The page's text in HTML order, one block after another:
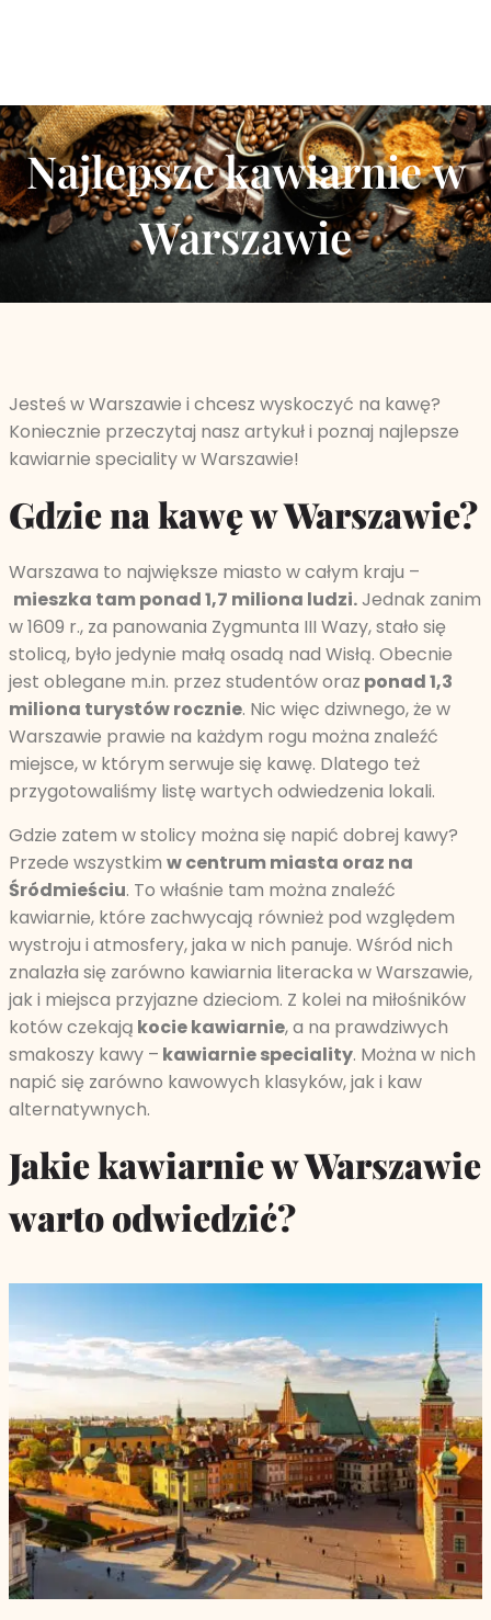
Najlepsze kawiarnie w
Warszawie
Jesteś w Warszawie i chcesz wyskoczyć na kawę?
Koniecznie przeczytaj nasz artykuł i poznaj najlepsze
kawiarnie speciality w Warszawie!
Gdzie na kawę w Warszawie?
Warszawa to największe miasto w całym kraju –
mieszka tam ponad 1,7 miliona ludzi.Jednak zanim
w 1609 r., za panowania Zygmunta III Wazy, stało się
stolicą, było jedynie małą osadą nad Wisłą. Obecnie
jest oblegane m.in. przez studentów oraz ponad 1,3
miliona turystów rocznie. Nic więc dziwnego, że w
Warszawie prawie na każdym rogu można znaleźć
miejsce, w którym serwuje się kawę. Dlatego też
przygotowaliśmy listę wartych odwiedzenia lokali.
Gdzie zatem w stolicy można się napić dobrej kawy?
Przede wszystkim w centrum miasta oraz na
Śródmieściu. To właśnie tam można znaleźć
kawiarnie, które zachwycają również pod względem
wystroju i atmosfery, jaka w nich panuje. Wśród nich
znalazła się zarówno kawiarnia literacka w Warszawie,
jak i miejsca przyjazne dzieciom. Z kolei na miłośników
kotów czekają kocie kawiarnie, a na prawdziwych
smakoszy kawy – kawiarnie speciality. Można w nich
napić się zarówno kawowych klasyków, jak i kaw
alternatywnych.
Jakie kawiarnie w Warszawie
warto odwiedzić?